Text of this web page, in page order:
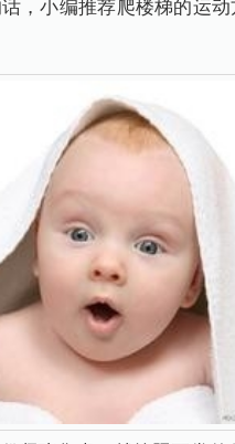
，小编推荐爬楼梯的运